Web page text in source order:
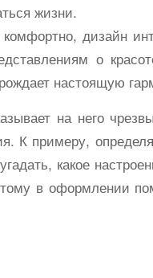
жизни.
дизайн
о
настоящую
на него
К примеру,
какое
в оформлении